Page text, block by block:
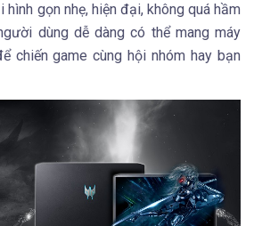
gọn nhẹ, hiện đại, không quá hầm
dùng dễ dàng có thể mang máy
chiến game cùng hội nhóm hay bạn